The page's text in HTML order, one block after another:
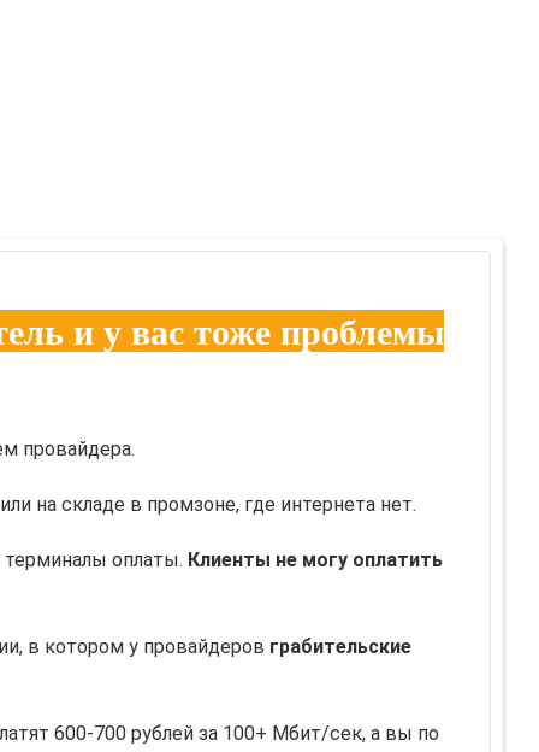
и у вас тоже проблемы
провайдера.
на складе в промзоне, где интернета нет.
оплаты. Клиенты не могу оплатить
в котором у провайдеров грабительские
600-700 рублей за 100+ Мбит/сек, а вы по